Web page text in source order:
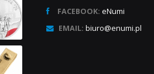
FACEBOOK: eNumi
EMAIL: biuro@enumi.pl